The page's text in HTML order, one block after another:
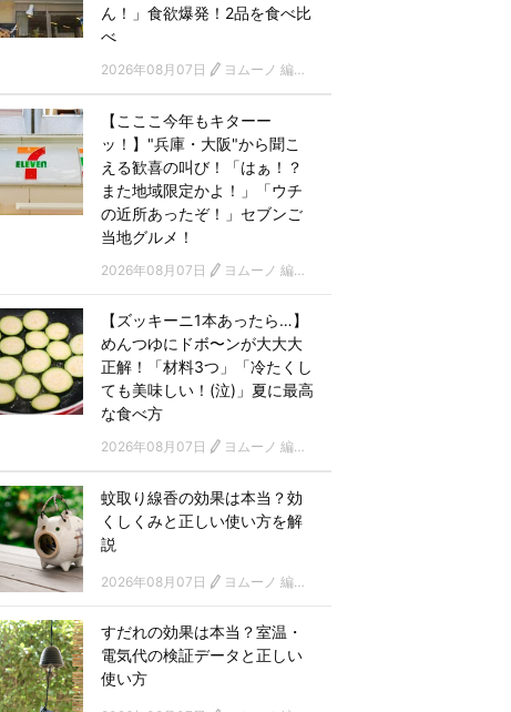
ん！」食欲爆発！2品を食べ比
べ
2026年08月07日 ヨムーノ 編集部
【こここ今年もキターー
ッ！】"兵庫・大阪"から聞こ
える歓喜の叫び！「はぁ！？
また地域限定かよ！」「ウチ
の近所あったぞ！」セブンご
当地グルメ！
2026年08月07日 ヨムーノ 編集部
【ズッキーニ1本あったら…】
めんつゆにドボ〜ンが大大大
正解！「材料3つ」「冷たくし
ても美味しい！(泣)」夏に最高
な食べ方
2026年08月07日 ヨムーノ 編集部
蚊取り線香の効果は本当？効
くしくみと正しい使い方を解
説
2026年08月07日 ヨムーノ 編集部
すだれの効果は本当？室温・
電気代の検証データと正しい
使い方